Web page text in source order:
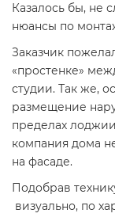
Казалось бы, не
нюансы по
Заказчик
«простенке»
студии. Так же,
размещение
пределах
компания дома
на фасаде.
Подобрав
визуально, по